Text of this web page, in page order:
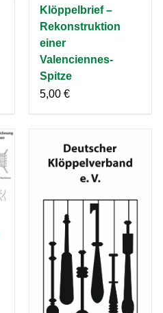
Klöppelbrief –
Rekonstruktion
einer
Valenciennes-
Spitze
5,00 €